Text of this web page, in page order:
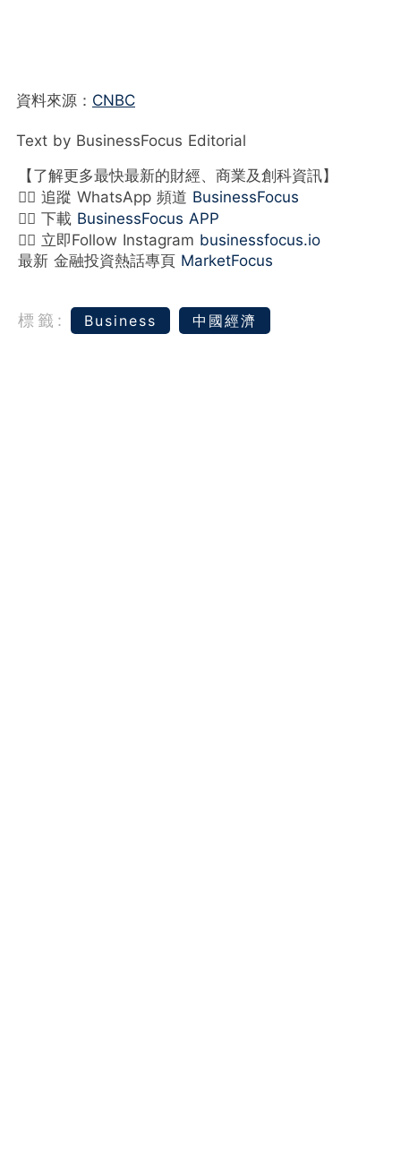
資料來源： CNBC
Text by BusinessFocus Editorial
【了解更多最快最新的財經、商業及創科資訊】
👉🏻 追蹤 WhatsApp 頻道 BusinessFocus
👉🏻 下載 BusinessFocus APP
👉🏻 立即Follow Instagram businessfocus.io
最新 金融投資熱話專頁 MarketFocus
標籤: Business 中國經濟